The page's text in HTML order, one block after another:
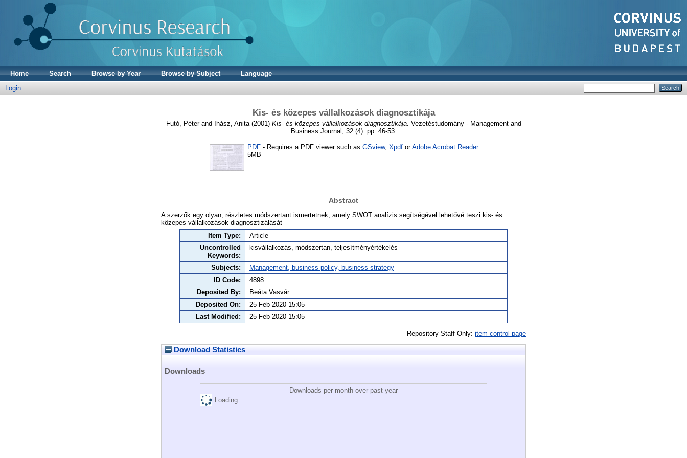
Home Search Browse by Year Browse by Subject
Language
Login
Kis- és közepes vállalkozások diagnosztikája
Futó, Péterand Ihász, Anita(2001) Kis- és közepes vállalkozások diagnosztikája. Vezetéstudomány - Management and
Business Journal, 32 (4). pp. 46-53.
PDF - Requires a PDF viewer such as GSview, Xpdf orAdobe Acrobat Reader
5MB
Abstract
A szerzők egy olyan, részletes módszertant ismertetnek, amely SWOT analízis segítségével lehetővé teszi kis- és
közepes vállalkozások diagnosztizálását
Item Type:
Article
Uncontrolled
Keywords:
kisvállalkozás, módszertan, teljesítményértékelés
Subjects:
Management, business policy, business strategy
ID Code:
4898
Deposited By:
Beáta Vasvár
Deposited On:
25 Feb 2020 15:05
Last Modified:
25 Feb 2020 15:05
Repository Staff Only: item control page
Download Statistics
Downloads
Downloads per month over past year
Loading...